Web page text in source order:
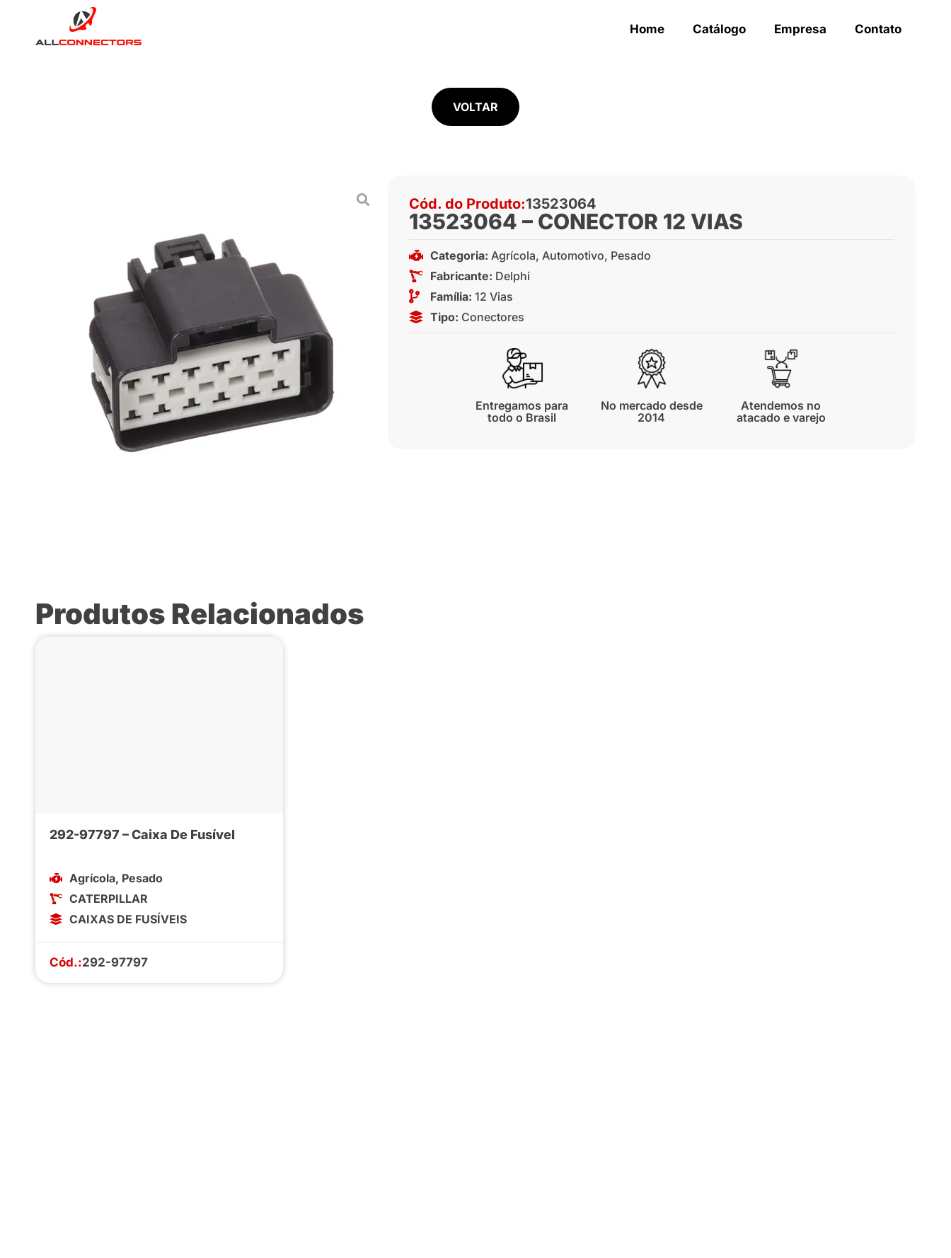
Home Catálogo Empresa Contato
VOLTAR
Cód. do Produto:13523064
13523064 – CONECTOR 12 VIAS
Categoria: Agrícola, Automotivo, Pesado
Fabricante: Delphi
Família: 12 Vias
Tipo: Conectores
Entregamos para
todo o Brasil
No mercado desde
2014
Atendemos no
atacado e varejo
Produtos Relacionados
292-97797 – Caixa De Fusível
Agrícola, Pesado
CATERPILLAR
CAIXAS DE FUSÍVEIS
Cód.:292-97797